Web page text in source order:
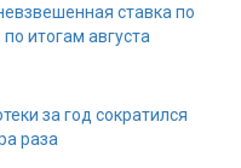
ставка по
итогам августа
за год сократился
раза